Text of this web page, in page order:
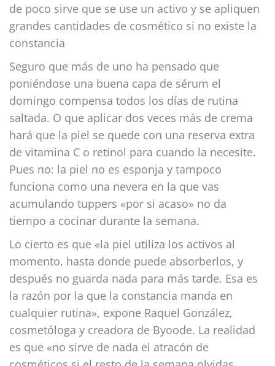
de poco sirve que se use un activo y se apliquen
grandes cantidades de cosmético si no existe la
constancia
Seguro que más de uno ha pensado que
poniéndose una buena capa de sérum el
domingo compensa todos los días de rutina
saltada. O que aplicar dos veces más de crema
hará que la piel se quede con una reserva extra
de vitamina C o retinol para cuando la necesite.
Pues no: la piel no es esponja y tampoco
funciona como una nevera en la que vas
acumulando tuppers «por si acaso» no da
tiempo a cocinar durante la semana.
Lo cierto es que «la piel utiliza los activos al
momento, hasta donde puede absorberlos, y
después no guarda nada para más tarde. Esa es
la razón por la que la constancia manda en
cualquier rutina», expone Raquel González,
cosmetóloga y creadora de Byoode. La realidad
es que «no sirve de nada el atracón de